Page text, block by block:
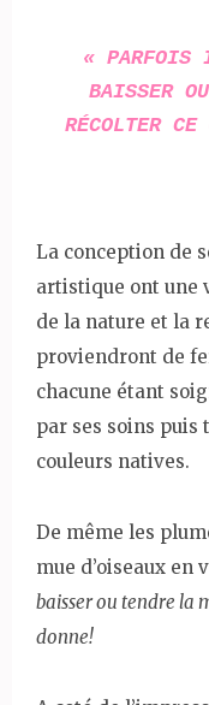
« PARFOIS
BAISSER
RÉCOLTER
La conception de
artistique ont une
de la nature et la
proviendront de
chacune étant
par ses soins puis
couleurs natives.
De même les
mue d’oiseaux en
baisser ou tendre la
donne!